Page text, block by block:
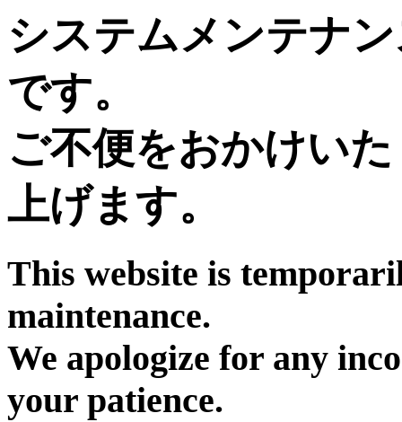
システムメンテナ
です。
ご不便をおかけい
上げます。
This website is
maintenance.
We apologize for any
your patience.